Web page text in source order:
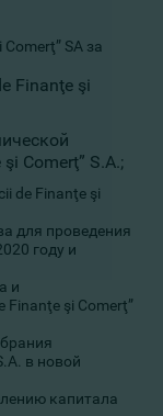
SA за
Finanţe şi
Comerţ” S.A.;
de Finanţe şi
для проведения
году и
и
Finanţe şi Comerţ”
в новой
капитала